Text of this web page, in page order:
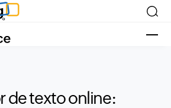
de texto online: